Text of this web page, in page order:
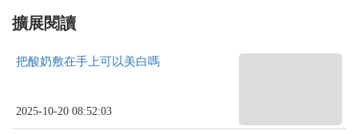
擴展閱讀
把酸奶敷在手上可以美白嗎
2025-10-20 08:52:03